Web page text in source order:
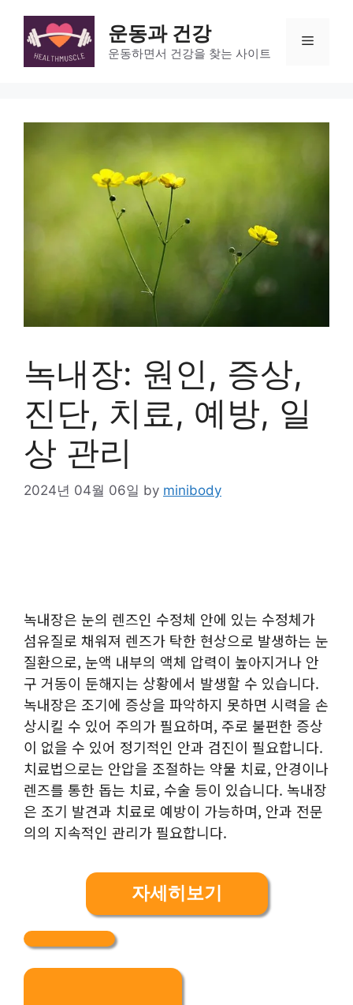
content
운동과 건강
운동하면서 건강을 찾는 사이트
Menu
녹내장: 원인, 증상,
진단, 치료, 예방, 일
상 관리
2024년 04월 06일 by minibody
녹내장은 눈의 렌즈인 수정체 안에 있는 수정체가
섬유질로 채워져 렌즈가 탁한 현상으로 발생하는 눈
질환으로, 눈액 내부의 액체 압력이 높아지거나 안
구 거동이 둔해지는 상황에서 발생할 수 있습니다.
녹내장은 조기에 증상을 파악하지 못하면 시력을 손
상시킬 수 있어 주의가 필요하며, 주로 불편한 증상
이 없을 수 있어 정기적인 안과 검진이 필요합니다.
치료법으로는 안압을 조절하는 약물 치료, 안경이나
렌즈를 통한 돕는 치료, 수술 등이 있습니다. 녹내장
은 조기 발견과 치료로 예방이 가능하며, 안과 전문
의의 지속적인 관리가 필요합니다.
자세히보기